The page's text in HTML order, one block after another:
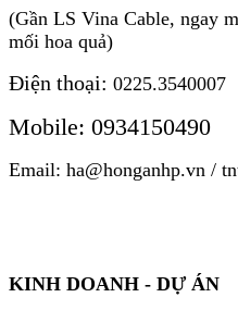
(Gần LS Vina Cable, ngay
mối hoa quả)
Điện thoại: 0225.3540007
Mobile: 0934150490
Email: ha@honganhp.vn /
KINH DOANH - DỰ ÁN